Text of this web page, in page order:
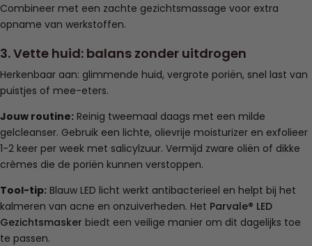
Combineer met een zachte gezichtsmassage voor extra
opname van werkstoffen.
3. Vette huid: balans zonder uitdrogen
Herkenbaar aan: glimmende huid, vergrote poriën, snel last van
puistjes of mee-eters.
Jouw routine: Reinig tweemaal daags met een milde
gelcleanser. Gebruik een lichte, olievrije moisturizer en exfolieer
1-2 keer per week met salicylzuur. Vermijd zware oliën of dikke
crèmes die de poriën kunnen verstoppen.
Tool-tip: Blauw LED licht werkt antibacterieel en helpt bij het
kalmeren van acne en onzuiverheden. Het Parvale® LED
Gezichtsmasker biedt een veilige manier om dit dagelijks toe
te passen.